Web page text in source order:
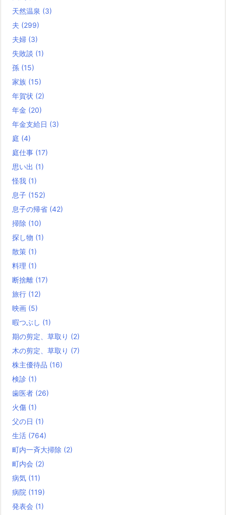
天然温泉 (3)
夫 (299)
夫婦 (3)
失敗談 (1)
孫 (15)
家族 (15)
年賀状 (2)
年金 (20)
年金支給日 (3)
庭 (4)
庭仕事 (17)
思い出 (1)
怪我 (1)
息子 (152)
息子の帰省 (42)
掃除 (10)
探し物 (1)
散策 (1)
料理 (1)
断捨離 (17)
旅行 (12)
映画 (5)
暇つぶし (1)
期の剪定、草取り (2)
木の剪定、草取り (7)
株主優待品 (16)
検診 (1)
歯医者 (26)
火傷 (1)
父の日 (1)
生活 (764)
町内一斉大掃除 (2)
町内会 (2)
病気 (11)
病院 (119)
発表会 (1)